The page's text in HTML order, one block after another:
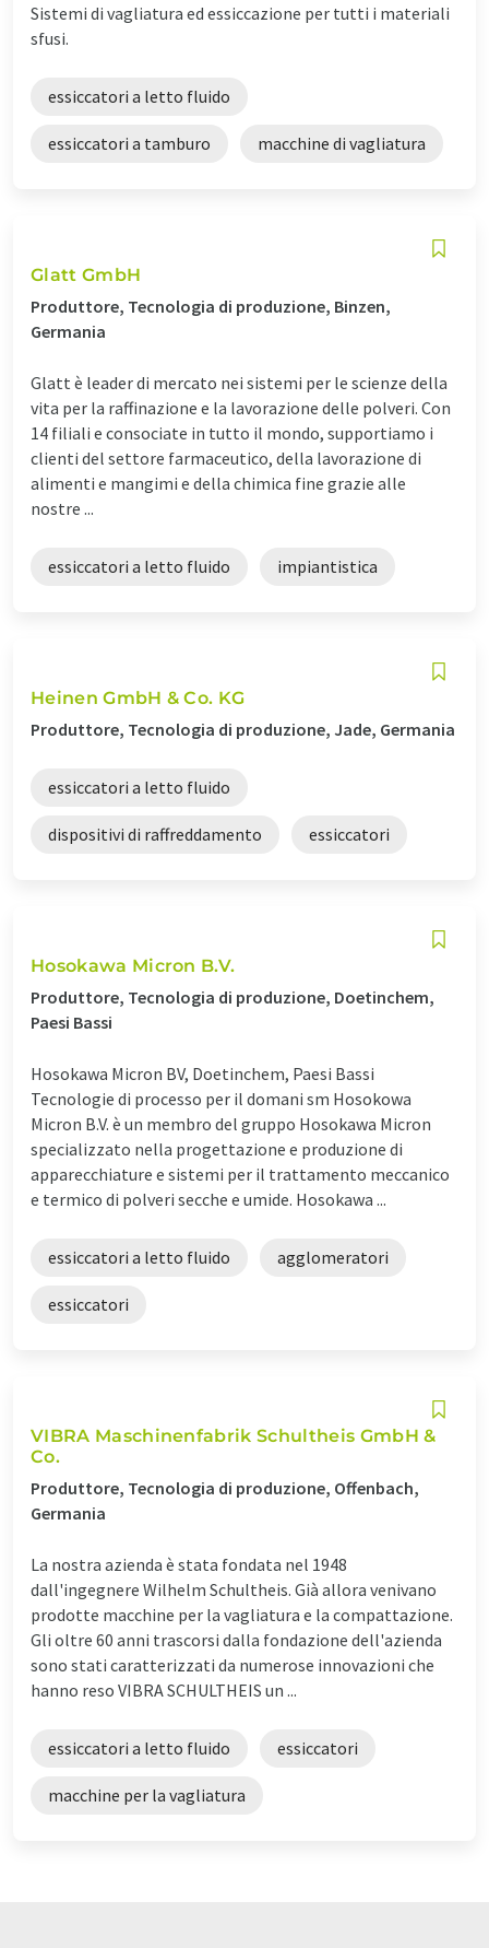
Sistemi di vagliatura ed essiccazione per tutti i materiali
sfusi.
essiccatori a letto fluido
essiccatori a tamburo macchine di vagliatura
Glatt GmbH
Produttore, Tecnologia di produzione, Binzen,
Germania
Glatt è leader di mercato nei sistemi per le scienze della
vita per la raffinazione e la lavorazione delle polveri. Con
14 filiali e consociate in tutto il mondo, supportiamo i
clienti del settore farmaceutico, della lavorazione di
alimenti e mangimi e della chimica fine grazie alle
nostre ...
essiccatori a letto fluido impiantistica
Heinen GmbH & Co. KG
Produttore, Tecnologia di produzione, Jade, Germania
essiccatori a letto fluido
dispositivi di raffreddamento essiccatori
Hosokawa Micron B.V.
Produttore, Tecnologia di produzione, Doetinchem,
Paesi Bassi
Hosokawa Micron BV, Doetinchem, Paesi Bassi
Tecnologie di processo per il domani sm Hosokowa
Micron B.V. è un membro del gruppo Hosokawa Micron
specializzato nella progettazione e produzione di
apparecchiature e sistemi per il trattamento meccanico
e termico di polveri secche e umide. Hosokawa ...
essiccatori a letto fluido agglomeratori
essiccatori
VIBRA Maschinenfabrik Schultheis GmbH &
Co.
Produttore, Tecnologia di produzione, Offenbach,
Germania
La nostra azienda è stata fondata nel 1948
dall'ingegnere Wilhelm Schultheis. Già allora venivano
prodotte macchine per la vagliatura e la compattazione.
Gli oltre 60 anni trascorsi dalla fondazione dell'azienda
sono stati caratterizzati da numerose innovazioni che
hanno reso VIBRA SCHULTHEIS un ...
essiccatori a letto fluido essiccatori
macchine per la vagliatura